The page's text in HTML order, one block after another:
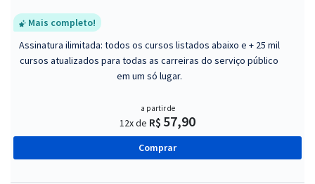
Mais completo!
Assinatura ilimitada: todos os cursos listados abaixo e + 25 mil
cursos atualizados para todas as carreiras do serviço público
em um só lugar.
a partir de
12x de R$ 57,90
Comprar